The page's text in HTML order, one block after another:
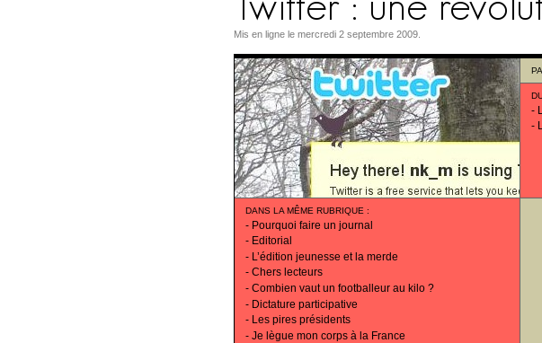
Mis en ligne le mercredi 2 septembre 2009.
-
-
DANS LA MÊME RUBRIQUE :
- Pourquoi faire un journal
- Editorial
- L’édition jeunesse et la merde
- Chers lecteurs
- Combien vaut un footballeur au kilo ?
- Dictature participative
- Les pires présidents
- Je lègue mon corps à la France